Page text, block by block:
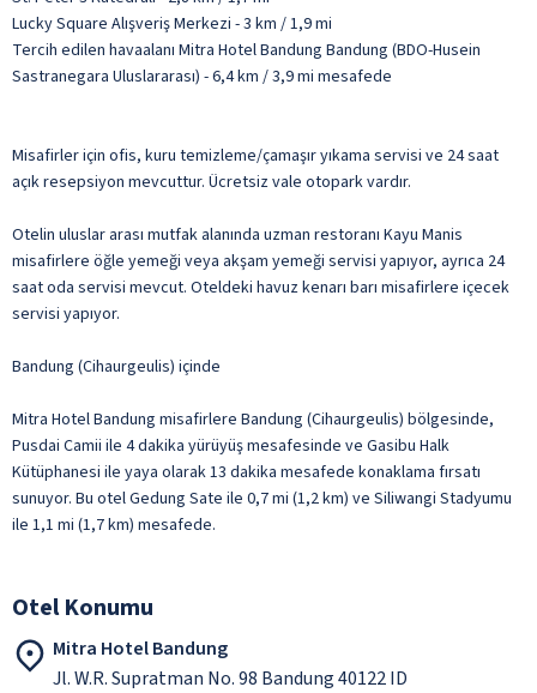
Lucky Square Alışveriş Merkezi - 3 km / 1,9 mi
Tercih edilen havaalanı Mitra Hotel Bandung Bandung (BDO-Husein
Sastranegara Uluslararası) - 6,4 km / 3,9 mi mesafede
Misafirler için ofis, kuru temizleme/çamaşır yıkama servisi ve 24 saat
açık resepsiyon mevcuttur. Ücretsiz vale otopark vardır.
Otelin uluslar arası mutfak alanında uzman restoranı Kayu Manis
misafirlere öğle yemeği veya akşam yemeği servisi yapıyor, ayrıca 24
saat oda servisi mevcut. Oteldeki havuz kenarı barı misafirlere içecek
servisi yapıyor.
Bandung (Cihaurgeulis) içinde
Mitra Hotel Bandung misafirlere Bandung (Cihaurgeulis) bölgesinde,
Pusdai Camii ile 4 dakika yürüyüş mesafesinde ve Gasibu Halk
Kütüphanesi ile yaya olarak 13 dakika mesafede konaklama fırsatı
sunuyor. Bu otel Gedung Sate ile 0,7 mi (1,2 km) ve Siliwangi Stadyumu
ile 1,1 mi (1,7 km) mesafede.
Otel Konumu
Mitra Hotel Bandung
Jl. W.R. Supratman No. 98 Bandung 40122 ID